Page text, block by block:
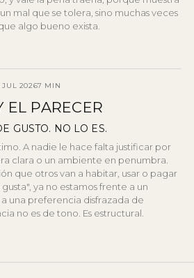
mal que se tolera, sino muchas veces
algo bueno exista.
JUL 20267 MIN
EL PARECER
GUSTO. NO LO ES.
A nadie le hace falta justificar por
clara o un ambiente en penumbra.
que otros van a habitar, usar o pagar
ya no estamos frente a un
una preferencia disfrazada de
no es de tono. Es estructural.